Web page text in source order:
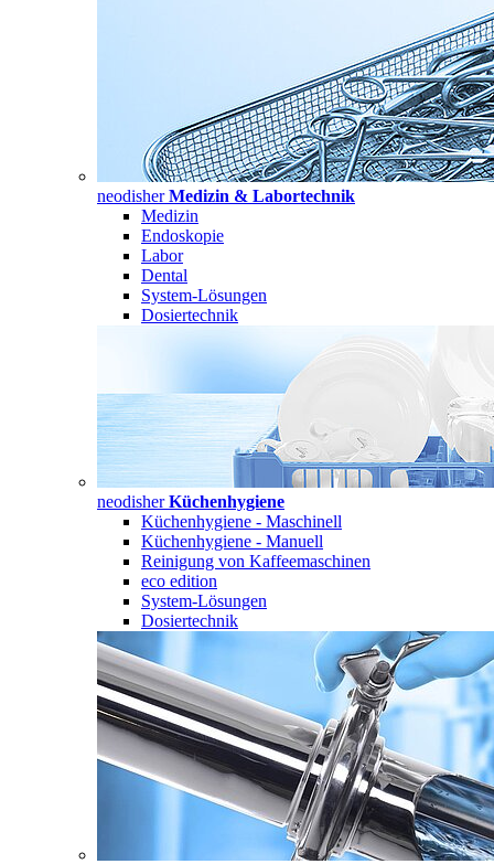
neodisherMedizin & Labortechnik
Medizin
Endoskopie
Labor
Dental
System-Lösungen
Dosiertechnik
neodisherKüchenhygiene
Küchenhygiene - Maschinell
Küchenhygiene - Manuell
Reinigung von Kaffeemaschinen
eco edition
System-Lösungen
Dosiertechnik